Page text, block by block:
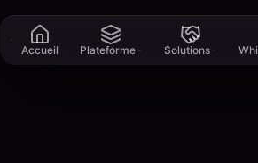
Accueil Plateforme Solutions